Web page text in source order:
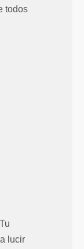
todos
lucir